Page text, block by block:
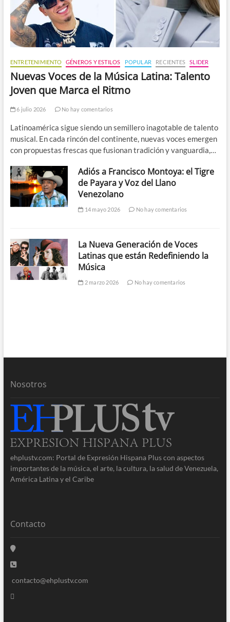
ENTRETENIMIENTO GÉNEROS Y ESTILOS POPULAR RECIENTES SLIDER
Nuevas Voces de la Música Latina: Talento
Joven que Marca el Ritmo
6 julio 2026 No hay comentarios
Latinoamérica sigue siendo un semillero inagotable de talento
musical. En cada rincón del continente, nuevas voces emergen
con propuestas frescas que fusionan tradición y vanguardia,…
Adiós a Francisco Montoya: el Tigre
de Payara y Voz del Llano
Venezolano
14 mayo 2026 No hay comentarios
La Nueva Generación de Voces
Latinas que están Redefiniendo la
Música
2 marzo 2026 No hay comentarios
Nosotros
ehplustv.com: Portal de Expresión Hispana Plus con aspectos
importantes de la música, el arte, la cultura, la salud de Venezuela,
América Latina y el Caribe
Contacto
contacto@ehplustv.com